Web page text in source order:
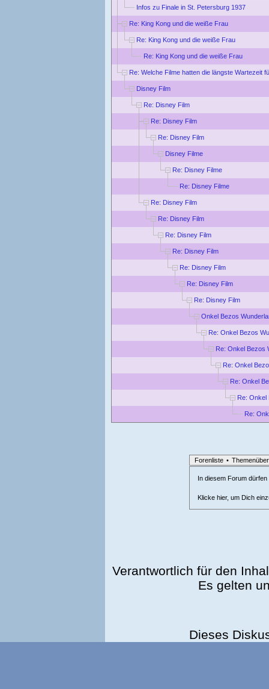
Infos zu Finale in St. Petersburg 1937
Re: King Kong und die weiße Frau
Re: King Kong und die weiße Frau
Re: King Kong und die weiße Frau
Re: Welche Filme hatten die längste Wartezeit
Disney Film
Re: Disney Film
Re: Disney Film
Re: Disney Film
Disney Filme
Re: Disney Filme
Re: Disney Filme
Re: Disney Film
Re: Disney Film
Re: Disney Film
Re: Disney Film
Re: Disney Film
Re: Disney Film
Re: Disney Film
Onkel Bezos
Re: Onkel Bezos
Re: Onkel Bezos
Re: Onkel
Re: Onkel
Re: Onkel
Re:
Forenliste •
In diesem Forum
Klicke hier, um Dich
Verantwortlich für den
Es gelten
Dieses